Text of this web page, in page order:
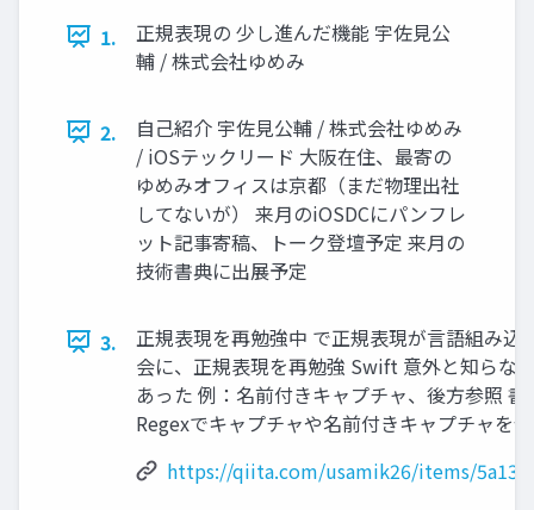
1.
正規表現の 少し進んだ機能 宇佐見公
輔 / 株式会社ゆめみ
2.
自己紹介 宇佐見公輔 / 株式会社ゆめみ
/ iOSテックリード 大阪在住、最寄の
ゆめみオフィスは京都（まだ物理出社
してないが） 来月のiOSDCにパンフレ
ット記事寄稿、トーク登壇予定 来月の
技術書典に出展予定
3.
正規表現を再勉強中 で正規表現が言語組み込
会に、正規表現を再勉強 Swift 意外と知らな
あった 例：名前付きキャプチャ、後方参照
Regexでキャプチャや名前付きキャプチャを
https://qiita.com/usamik26/items/